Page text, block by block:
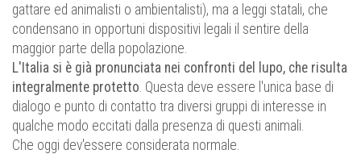
gattare ed animalisti o ambientalisti), ma a leggi statali, che
condensano in opportuni dispositivi legali il sentire della
maggior parte della popolazione.
L'Italia si è già pronunciata nei confronti del lupo, che risulta
integralmente protetto . Questa deve essere l'unica base di
dialogo e punto di contatto tra diversi gruppi di interesse in
qualche modo eccitati dalla presenza di questi animali.
Che oggi dev'essere considerata normale.